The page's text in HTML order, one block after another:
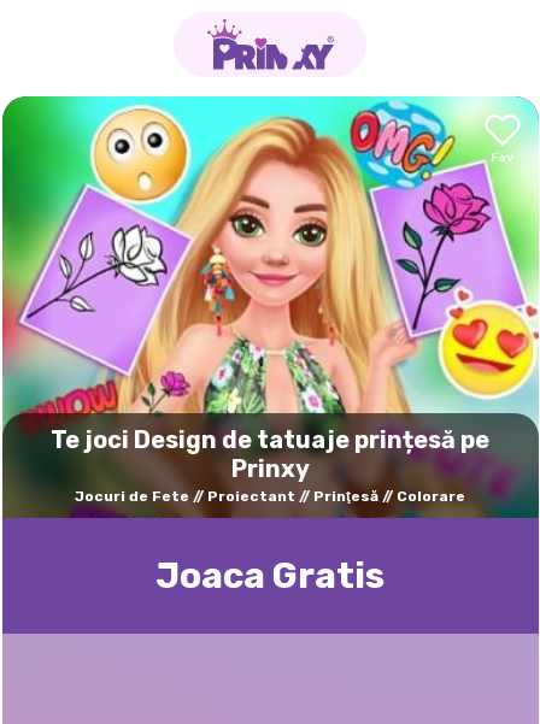
Te joci Design de tatuaje prințesă pe
Prinxy
Jocuri de Fete Proiectant Prinţesă Colorare
Joaca Gratis